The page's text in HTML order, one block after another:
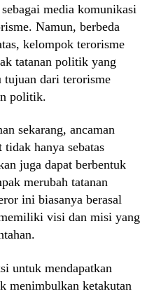
media komunikasi
Namun, berbeda
kelompok terorisme
tatanan politik yang
tujuan dari terorisme
politik.
sekarang, ancaman
hanya sebatas
juga dapat berbentuk
merubah tatanan
ini biasanya berasal
visi dan misi yang
untuk mendapatkan
menimbulkan ketakutan